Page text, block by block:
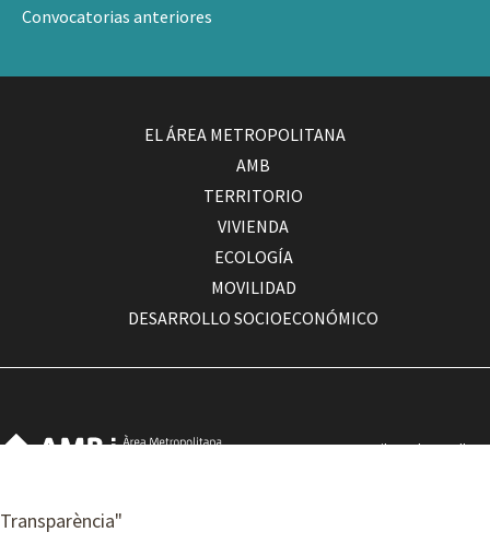
Convocatorias anteriores
EL ÁREA METROPOLITANA
AMB
TERRITORIO
VIVIENDA
ECOLOGÍA
MOVILIDAD
DESARROLLO SOCIOECONÓMICO
Com arribar a la seu d'AMB
Transparència"